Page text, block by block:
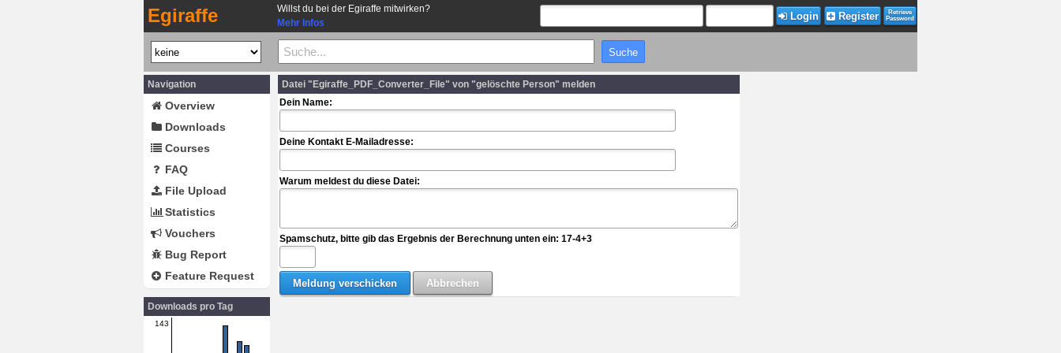
Egiraffe
Willst du bei der Egiraffe mitwirken?
Mehr Infos
Login Register
Retrieve
Password
Navigation
Overview
Downloads
Courses
FAQ
File Upload
Statistics
Vouchers
Bug Report
Feature Request
Downloads pro Tag
143
Datei "Egiraffe_PDF_Converter_File" von "gelöschte Person" melden
Dein Name:
Deine Kontakt E-Mailadresse:
Warum meldest du diese Datei:
Spamschutz, bitte gib das Ergebnis der Berechnung unten ein: 17-4+3